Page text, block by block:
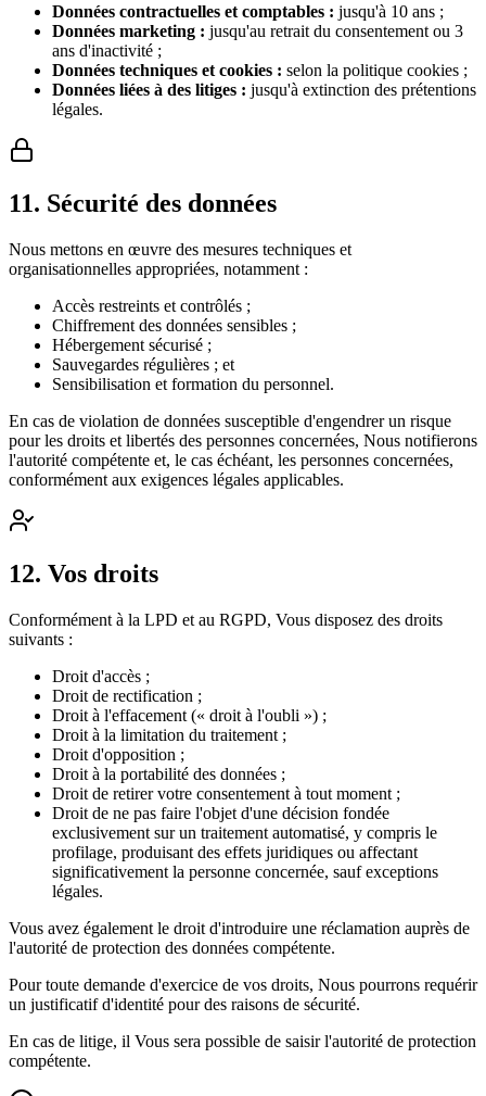
Données contractuelles et comptables : jusqu'à 10 ans ;
Données marketing : jusqu'au retrait du consentement ou 3
ans d'inactivité ;
Données techniques et cookies : selon la politique cookies ;
Données liées à des litiges : jusqu'à extinction des prétentions
légales.
11. Sécurité des données
Nous mettons en œuvre des mesures techniques et
organisationnelles appropriées, notamment :
Accès restreints et contrôlés ;
Chiffrement des données sensibles ;
Hébergement sécurisé ;
Sauvegardes régulières ; et
Sensibilisation et formation du personnel.
En cas de violation de données susceptible d'engendrer un risque
pour les droits et libertés des personnes concernées, Nous notifierons
l'autorité compétente et, le cas échéant, les personnes concernées,
conformément aux exigences légales applicables.
12. Vos droits
Conformément à la LPD et au RGPD, Vous disposez des droits
suivants :
Droit d'accès ;
Droit de rectification ;
Droit à l'effacement (« droit à l'oubli ») ;
Droit à la limitation du traitement ;
Droit d'opposition ;
Droit à la portabilité des données ;
Droit de retirer votre consentement à tout moment ;
Droit de ne pas faire l'objet d'une décision fondée
exclusivement sur un traitement automatisé, y compris le
profilage, produisant des effets juridiques ou affectant
significativement la personne concernée, sauf exceptions
légales.
Vous avez également le droit d'introduire une réclamation auprès de
l'autorité de protection des données compétente.
Pour toute demande d'exercice de vos droits, Nous pourrons requérir
un justificatif d'identité pour des raisons de sécurité.
En cas de litige, il Vous sera possible de saisir l'autorité de protection
compétente.